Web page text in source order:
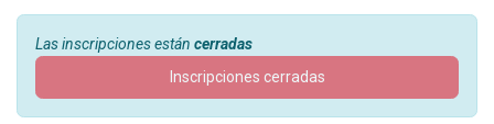
Las inscripciones están cerradas
Inscripciones cerradas